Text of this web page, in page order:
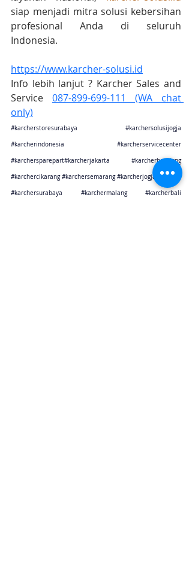
siap menjadi mitra solusi kebersihan
profesional Anda di seluruh
Indonesia.
https://www.karcher-solusi.id
Info lebih lanjut ? Karcher Sales and
Service 087-899-699-111 (WA chat
only)
#karcherstoresurabaya #karchersolusijogja
#karcherindonesia #karcherservicecenter
#karchersparepart#karcherjakarta #karcherbandung
#karchercikarang #karchersemarang #karcherjogja
#karchersurabaya #karchermalang #karcherbali